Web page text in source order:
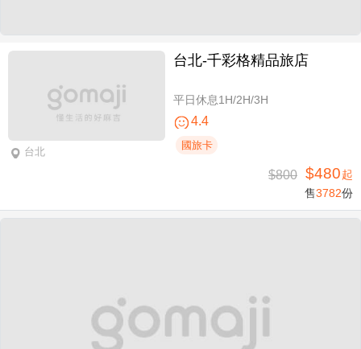
台北
台北-千彩格精品旅店
平日休息1H/2H/3H
4.4
國旅卡
$800 $480起
售3782份